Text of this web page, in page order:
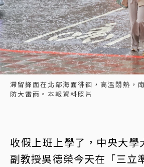
滯留鋒面在北部海面徘徊，高溫悶熱，
防大雷雨。本報資料照片
收假上班上學了，中央大學
副教授吳德榮今天在「三立